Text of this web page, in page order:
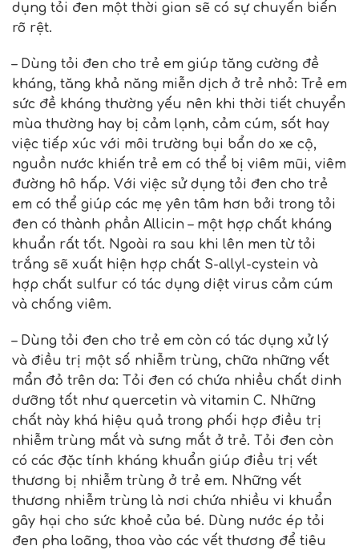
dụng tỏi đen một thời gian sẽ có sự chuyển biến
rõ rệt.
– Dùng tỏi đen cho trẻ em giúp tăng cường đề
kháng, tăng khả năng miễn dịch ở trẻ nhỏ: Trẻ em
sức đề kháng thường yếu nên khi thời tiết chuyển
mùa thường hay bị cảm lạnh, cảm cúm, sốt hay
việc tiếp xúc với môi trường bụi bẩn do xe cộ,
nguồn nước khiến trẻ em có thể bị viêm mũi, viêm
đường hô hấp. Với việc sử dụng tỏi đen cho trẻ
em có thể giúp các mẹ yên tâm hơn bởi trong tỏi
đen có thành phần Allicin – một hợp chất kháng
khuẩn rất tốt. Ngoài ra sau khi lên men từ tỏi
trắng sẽ xuất hiện hợp chất S-allyl-cystein và
hợp chất sulfur có tác dụng diệt virus cảm cúm
và chống viêm.
– Dùng tỏi đen cho trẻ em còn có tác dụng xử lý
và điều trị một số nhiễm trùng, chữa những vết
mẩn đỏ trên da: Tỏi đen có chứa nhiều chất dinh
dưỡng tốt như quercetin và vitamin C. Những
chất này khá hiệu quả trong phối hợp điều trị
nhiễm trùng mắt và sưng mắt ở trẻ. Tỏi đen còn
có các đặc tính kháng khuẩn giúp điều trị vết
thương bị nhiễm trùng ở trẻ em. Những vết
thương nhiễm trùng là nơi chứa nhiều vi khuẩn
gây hại cho sức khoẻ của bé. Dùng nước ép tỏi
đen pha loãng, thoa vào các vết thương để tiêu